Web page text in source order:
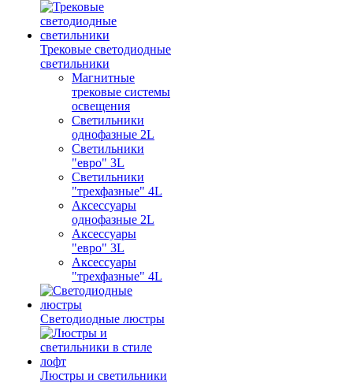
Трековые светодиодные
светильники
Магнитные
трековые системы
освещения
Светильники
однофазные 2L
Светильники
"евро" 3L
Светильники
"трехфазные" 4L
Аксессуары
однофазные 2L
Аксессуары
"евро" 3L
Аксессуары
"трехфазные" 4L
Светодиодные люстры
Люстры и светильники